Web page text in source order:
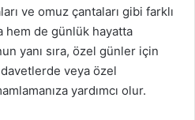
ve omuz çantaları gibi farklı
hem de günlük hayatta
yanı sıra, özel günler için
davetlerde veya özel
yardımcı olur.